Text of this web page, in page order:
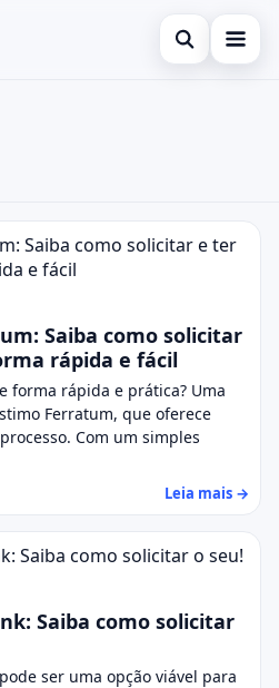
Abrir busca
ou ESC para fechar.
Saiba como solicitar
rápida e fácil
forma rápida e prática? Uma
Ferratum, que oferece
Com um simples
Leia mais →
Saiba como solicitar
ser uma opção viável para